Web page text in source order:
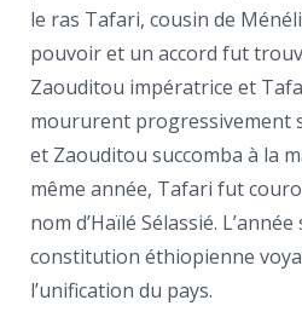
le ras Tafari, cousin de
pouvoir et un accord fut
Zaouditou impératrice et
moururent progressivement
et Zaouditou succomba à la
même année, Tafari fut
nom d’Haïlé Sélassié.
constitution éthiopienne
l’unification du pays.